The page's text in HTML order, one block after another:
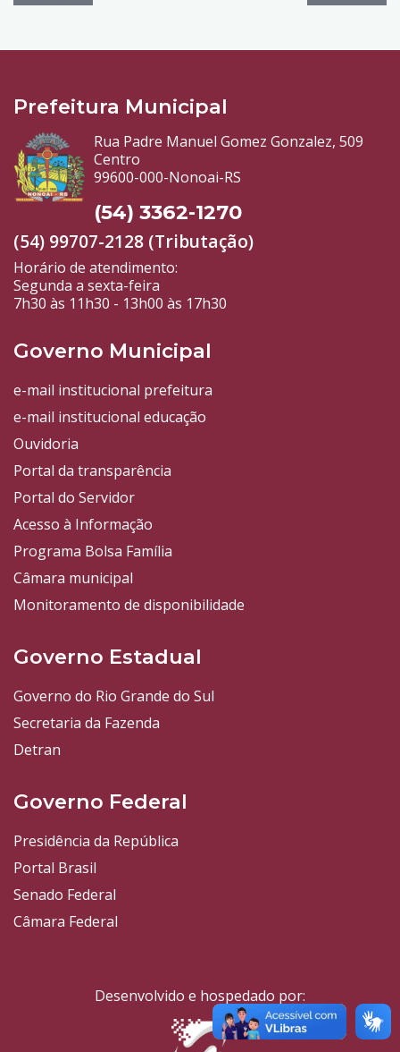
Prefeitura Municipal
Rua Padre Manuel Gomez Gonzalez, 509
Centro
99600-000-Nonoai-RS
(54) 3362-1270
(54) 99707-2128 (Tributação)
Horário de atendimento:
Segunda a sexta-feira
7h30 às 11h30 - 13h00 às 17h30
Governo Municipal
e-mail institucional prefeitura
e-mail institucional educação
Ouvidoria
Portal da transparência
Portal do Servidor
Acesso à Informação
Programa Bolsa Família
Câmara municipal
Monitoramento de disponibilidade
Governo Estadual
Governo do Rio Grande do Sul
Secretaria da Fazenda
Detran
Governo Federal
Presidência da República
Portal Brasil
Senado Federal
Câmara Federal
Desenvolvido e hospedado por: